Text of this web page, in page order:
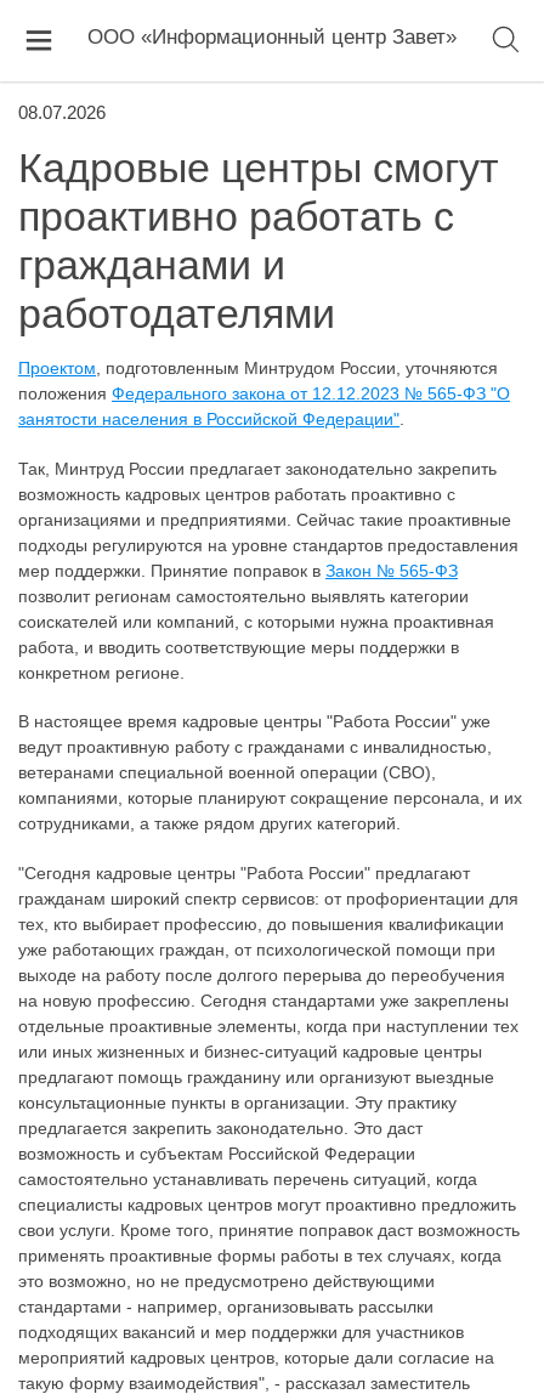
ООО «Информационный центр Завет»
08.07.2026
Кадровые центры смогут
проактивно работать с
гражданами и
работодателями
Проектом , подготовленным Минтрудом России, уточняются
положения Федерального закона от 12.12.2023 № 565-ФЗ "О
занятости населения в Российской Федерации"
Так, Минтруд России предлагает законодательно закрепить
возможность кадровых центров работать проактивно с
организациями и предприятиями. Сейчас такие проактивные
подходы регулируются на уровне стандартов предоставления
мер поддержки. Принятие поправок в Закон № 565-ФЗ
позволит регионам самостоятельно выявлять категории
соискателей или компаний, с которыми нужна проактивная
работа, и вводить соответствующие меры поддержки в
конкретном регионе.
В настоящее время кадровые центры "Работа России" уже
ведут проактивную работу с гражданами с инвалидностью,
ветеранами специальной военной операции (СВО),
компаниями, которые планируют сокращение персонала, и их
сотрудниками, а также рядом других категорий.
"Сегодня кадровые центры "Работа России" предлагают
гражданам широкий спектр сервисов: от профориентации для
тех, кто выбирает профессию, до повышения квалификации
уже работающих граждан, от психологической помощи при
выходе на работу после долгого перерыва до переобучения
на новую профессию. Сегодня стандартами уже закреплены
отдельные проактивные элементы, когда при наступлении тех
или иных жизненных и бизнес-ситуаций кадровые центры
предлагают помощь гражданину или организуют выездные
консультационные пункты в организации. Эту практику
предлагается закрепить законодательно. Это даст
возможность и субъектам Российской Федерации
самостоятельно устанавливать перечень ситуаций, когда
специалисты кадровых центров могут проактивно предложить
свои услуги. Кроме того, принятие поправок даст возможность
применять проактивные формы работы в тех случаях, когда
это возможно, но не предусмотрено действующими
стандартами - например, организовывать рассылки
подходящих вакансий и мер поддержки для участников
мероприятий кадровых центров, которые дали согласие на
такую форму взаимодействия", - рассказал заместитель